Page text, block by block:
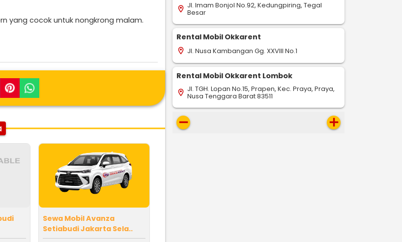
yang cocok untuk nongkrong malam.
Sewa Mobil Avanza
Setiabudi Jakarta Sela..
location_on Jl. Imam Bonjol No.92, Kedungpiring, Tegal
Besar
Rental Mobil Okkarent
location_on Jl. Nusa Kambangan Gg. XXVIII No.1
Rental Mobil Okkarent Lombok
location_on Jl. TGH. Lopan No.15, Prapen, Kec. Praya, Praya,
Nusa Tenggara Barat 83511
remove add